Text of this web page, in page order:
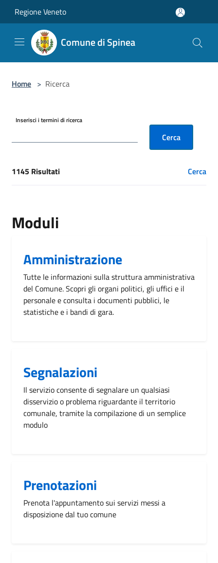
Regione Veneto
Comune di Spinea
Home > Ricerca
Inserisci i termini di ricerca
Cerca
[results] Risultati
1145 Risultati Cerca
Moduli
Amministrazione
Tutte le informazioni sulla struttura amministrativa
del Comune. Scopri gli organi politici, gli uffici e il
personale e consulta i documenti pubblici, le
statistiche e i bandi di gara.
Segnalazioni
Il servizio consente di segnalare un qualsiasi
disservizio o problema riguardante il territorio
comunale, tramite la compilazione di un semplice
modulo
Prenotazioni
Prenota l'appuntamento sui servizi messi a
disposizione dal tuo comune